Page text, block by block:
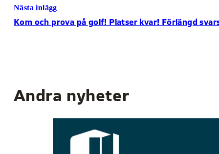
Nästa inlägg
Kom och prova på golf! Platser kvar! Förlängd
Andra nyheter